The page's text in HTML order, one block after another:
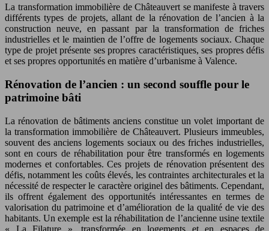
La transformation immobilière de Châteauvert se manifeste à travers
différents types de projets, allant de la rénovation de l’ancien à la
construction neuve, en passant par la transformation de friches
industrielles et le maintien de l’offre de logements sociaux. Chaque
type de projet présente ses propres caractéristiques, ses propres défis
et ses propres opportunités en matière d’urbanisme à Valence.
Rénovation de l’ancien : un second souffle pour le
patrimoine bâti
La rénovation de bâtiments anciens constitue un volet important de
la transformation immobilière de Châteauvert. Plusieurs immeubles,
souvent des anciens logements sociaux ou des friches industrielles,
sont en cours de réhabilitation pour être transformés en logements
modernes et confortables. Ces projets de rénovation présentent des
défis, notamment les coûts élevés, les contraintes architecturales et la
nécessité de respecter le caractère originel des bâtiments. Cependant,
ils offrent également des opportunités intéressantes en termes de
valorisation du patrimoine et d’amélioration de la qualité de vie des
habitants. Un exemple est la réhabilitation de l’ancienne usine textile
« La Filature », transformée en logements et en espaces de